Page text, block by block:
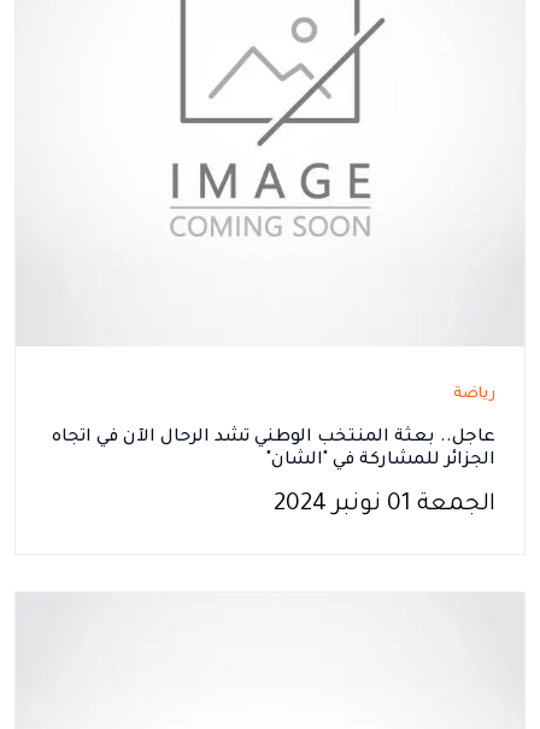
رياضة
عاجل.. بعثة المنتخب الوطني تشد الرحال الآن في اتجاه
الجزائر للمشاركة في "الشان"
الجمعة 01 نونبر 2024